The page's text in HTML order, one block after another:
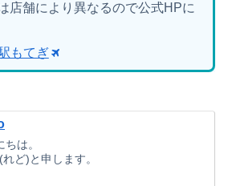
店舗により異なるので公式HPに
もてぎ
ちは。
ど)と申します。